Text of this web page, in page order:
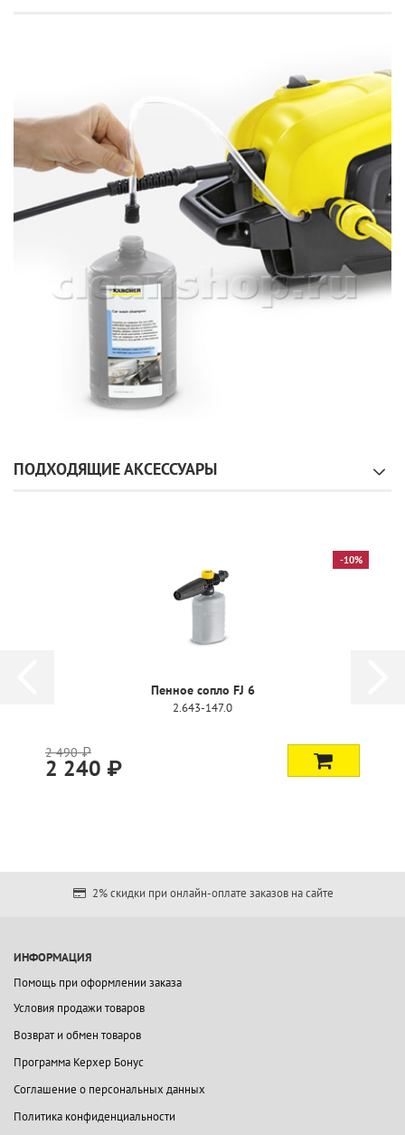
ПОДХОДЯЩИЕ АКСЕССУАРЫ
-10%
Пенное сопло FJ 6
2.643-147.0
2 490 ₽
2 240 ₽
2% скидки при онлайн-оплате заказов на сайте
ИНФОРМАЦИЯ
Помощь при оформлении заказа
Условия продажи товаров
Возврат и обмен товаров
Программа Керхер Бонус
Соглашение о персональных данных
Политика конфиденциальности